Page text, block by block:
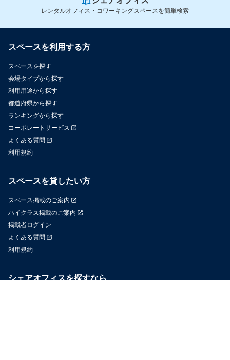
レンタルオフィス・コワーキングスペースを簡単検索
スペースを利用する方
スペースを探す
会場タイプから探す
利用用途から探す
都道府県から探す
ランキングから探す
コーポレートサービス
よくある質問
利用規約
スペースを貸したい方
スペース掲載のご案内
ハイクラス掲載のご案内
掲載者ログイン
よくある質問
利用規約
シェアオフィスを探すなら